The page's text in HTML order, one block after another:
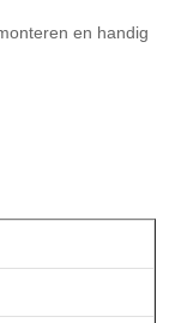
en handig